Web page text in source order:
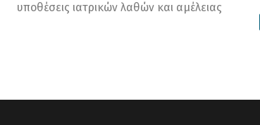
υποθέσεις ιατρικών λαθών και αμέλειας